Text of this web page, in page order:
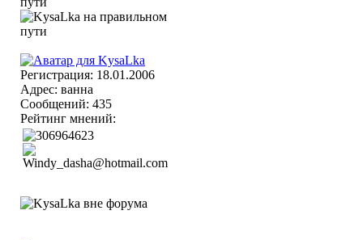
Регистрация: 18.01.2006
Адрес: ванна
Сообщений: 435
Рейтинг мнений: